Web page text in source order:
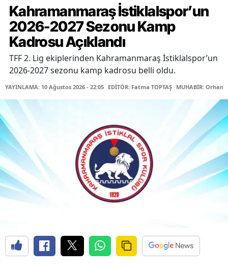
Kahramanmaraş İstiklalspor’un
2026-2027 Sezonu Kamp
Kadrosu Açıklandı
TFF 2. Lig ekiplerinden Kahramanmaraş İstiklalspor’un
2026-2027 sezonu kamp kadrosu belli oldu.
YAYINLAMA: 10 Ağustos 2026 - 22:05 EDİTÖR: Fatma TOPTAŞ MUHABİR: Orhan